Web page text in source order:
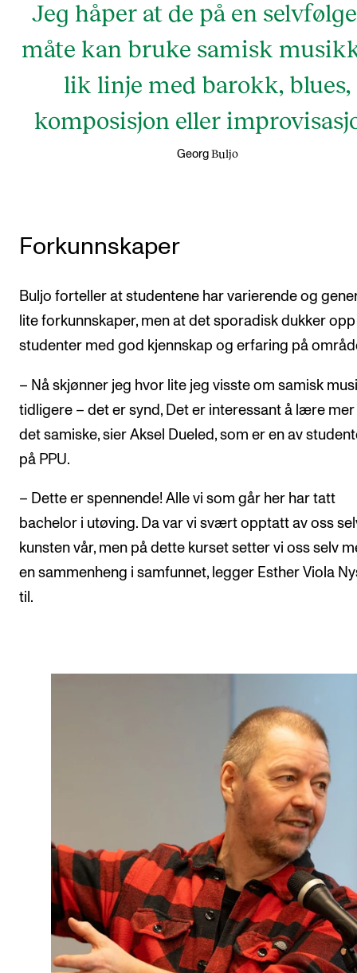
Jeg håper at de på en
måte kan bruke samisk
lik linje med barokk, blues,
komposisjon eller
Georg Buljo
Forkunnskaper
Buljo forteller at studentene har varierende og
lite forkunnskaper, men at det sporadisk dukker opp
studenter med god kjennskap og erfaring på
– Nå skjønner jeg hvor lite jeg visste om samisk
tidligere – det er synd, Det er interessant å lære
det samiske, sier Aksel Dueled, som er en av
på PPU.
– Dette er spennende! Alle vi som går her har tatt
bachelor i utøving. Da var vi svært opptatt av oss
kunsten vår, men på dette kurset setter vi oss selv
en sammenheng i samfunnet, legger Esther Viola
til.